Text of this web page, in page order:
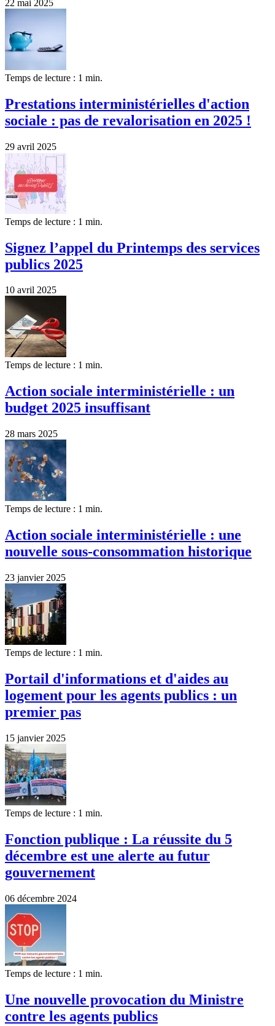
22 mai 2025
Temps de lecture : 1 min.
Prestations interministérielles d'action
sociale : pas de revalorisation en 2025 !
29 avril 2025
Temps de lecture : 1 min.
Signez l’appel du Printemps des services
publics 2025
10 avril 2025
Temps de lecture : 1 min.
Action sociale interministérielle : un
budget 2025 insuffisant
28 mars 2025
Temps de lecture : 1 min.
Action sociale interministérielle : une
nouvelle sous-consommation historique
23 janvier 2025
Temps de lecture : 1 min.
Portail d'informations et d'aides au
logement pour les agents publics : un
premier pas
15 janvier 2025
Temps de lecture : 1 min.
Fonction publique : La réussite du 5
décembre est une alerte au futur
gouvernement
06 décembre 2024
Temps de lecture : 1 min.
Une nouvelle provocation du Ministre
contre les agents publics